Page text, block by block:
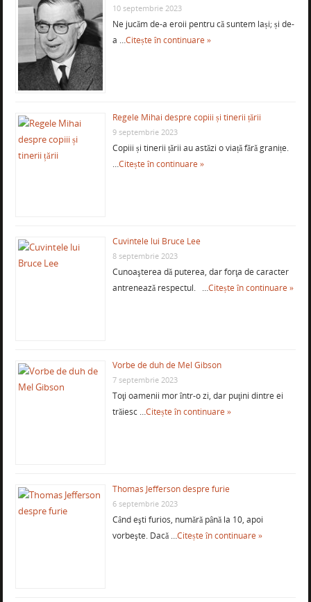
10 septembrie 2023
Ne jucăm de-a eroii pentru că suntem lași; și de-
a …Citește în continuare »
Regele Mihai despre copiii și tinerii țării
9 septembrie 2023
Copiii și tinerii țării au astăzi o viață fără granițe.
…Citește în continuare »
Cuvintele lui Bruce Lee
8 septembrie 2023
Cunoaşterea dă puterea, dar forţa de caracter
antrenează respectul. …Citește în continuare »
Vorbe de duh de Mel Gibson
7 septembrie 2023
Toţi oamenii mor într-o zi, dar puţini dintre ei
trăiesc …Citește în continuare »
Thomas Jefferson despre furie
6 septembrie 2023
Când eşti furios, numără până la 10, apoi
vorbeşte. Dacă …Citește în continuare »